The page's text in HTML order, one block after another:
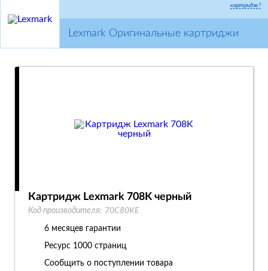
картридж?
Lexmark Оригинальные картриджи
Картридж Lexmark 708K черный
Код производителя: 70C80KE
6 месяцев гарантии
Ресурс 1000 страниц
Сообщить о поступлении товара